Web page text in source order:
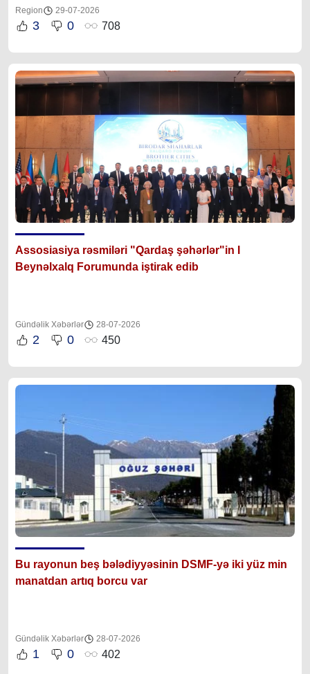
Region 29-07-2026
3 0 708
Assosiasiya rəsmiləri "Qardaş şəhərlər"in I
Beynəlxalq Forumunda iştirak edib
Gündəlik Xəbərlər 28-07-2026
2 0 450
Bu rayonun beş bələdiyyəsinin DSMF-yə iki yüz min
manatdan artıq borcu var
Gündəlik Xəbərlər 28-07-2026
1 0 402